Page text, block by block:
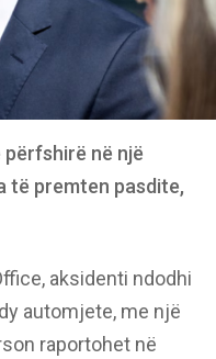
në një
të premten pasdite,
aksidenti ndodhi
automjete, me një
raportohet në